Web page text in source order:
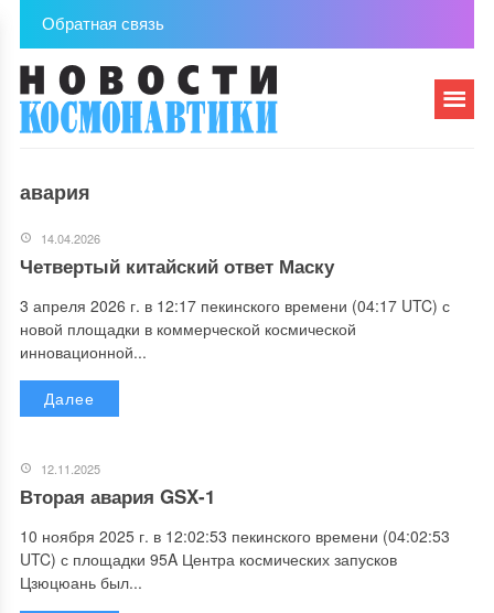
Обратная связь
авария
14.04.2026
Четвертый китайский ответ Маску
3 апреля 2026 г. в 12:17 пекинского времени (04:17 UTC) с
новой площадки в коммерческой космической
инновационной...
Далее
12.11.2025
Вторая авария GSX-1
10 ноября 2025 г. в 12:02:53 пекинского времени (04:02:53
UTC) с площадки 95A Центра космических запусков
Цзюцюань был...